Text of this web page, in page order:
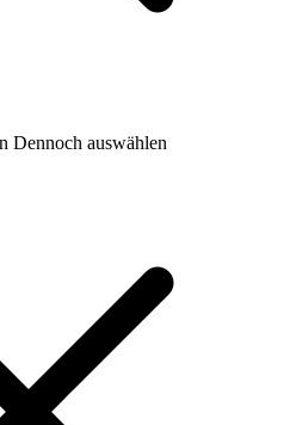
Dennoch auswählen